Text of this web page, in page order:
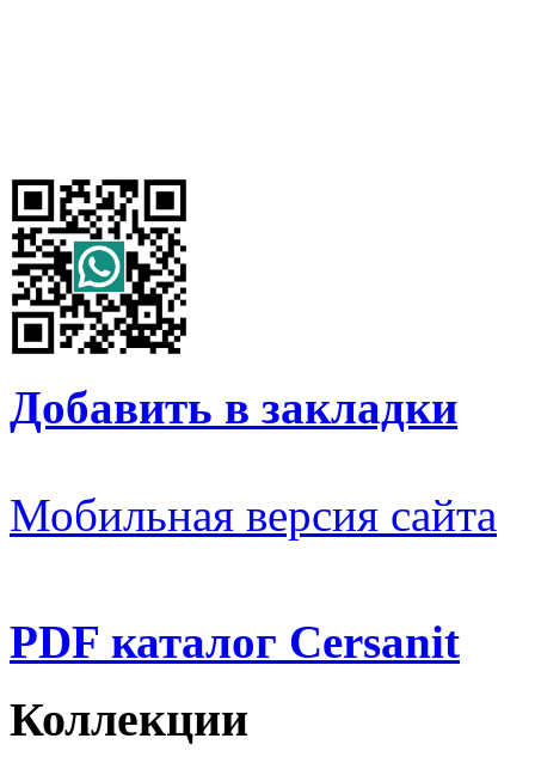
Добавить в закладки
Мобильная версия сайта
PDF каталог Cersanit
Коллекции